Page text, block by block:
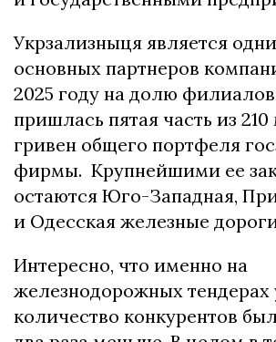
Укрзализныця является
основных партнеров
2025 году на долю
пришлась пятая часть из
гривен общего портфеля
фирмы. Крупнейшими ее
остаются Юго-Западная,
и Одесская железные
Интересно, что именно на
железнодорожных
количество конкурентов